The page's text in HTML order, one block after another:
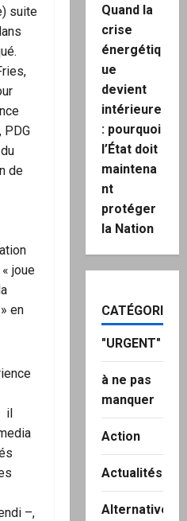
suite
PDG
de
joue
en
il
–,
Quand la
crise
énergétiq
ue
devient
intérieure
: pourquoi
l’État doit
maintena
nt
protéger
la Nation
CATÉGORIES
"URGENT"
à ne pas
manquer
Action
Actualités
Alternatives